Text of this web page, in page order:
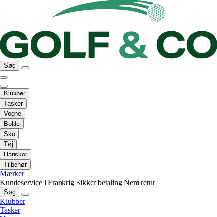
Søg
Klubber
Tasker
Vogne
Bolde
Sko
Tøj
Hansker
Tilbehør
Mærker
Kundeservice i Frankrig Sikker betaling Nem retur
Søg
Klubber
Tasker